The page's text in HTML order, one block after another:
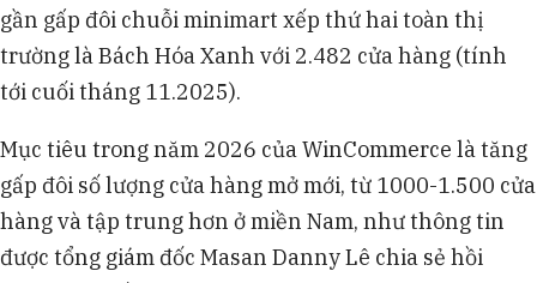
gần gấp đôi chuỗi minimart xếp thứ hai toàn thị
trường là Bách Hóa Xanh với 2.482 cửa hàng (tính
tới cuối tháng 11.2025).
Mục tiêu trong năm 2026 của WinCommerce là tăng
gấp đôi số lượng cửa hàng mở mới, từ 1000-1.500 cửa
hàng và tập trung hơn ở miền Nam, như thông tin
được tổng giám đốc Masan Danny Lê chia sẻ hồi